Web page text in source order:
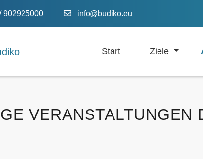
902925000 info@budiko.eu
Start Ziele
VERANSTALTUNGEN